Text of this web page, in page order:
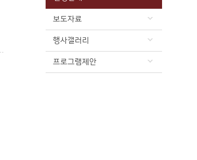
보도자료
행사갤러리
프로그램제안